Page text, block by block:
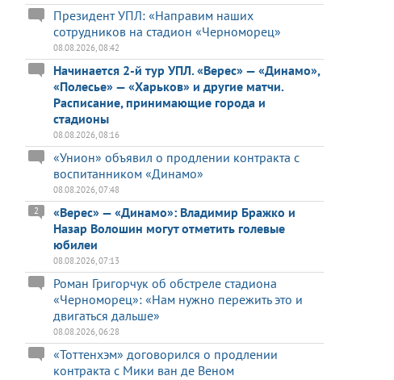
Президент УПЛ: «Направим наших
сотрудников на стадион «Черноморец»
08.08.2026, 08:42
Начинается 2-й тур УПЛ. «Верес» — «Динамо»,
«Полесье» — «Харьков» и другие матчи.
Расписание, принимающие города и
стадионы
08.08.2026, 08:16
«Унион» объявил о продлении контракта с
воспитанником «Динамо»
08.08.2026, 07:48
«Верес» — «Динамо»: Владимир Бражко и
Назар Волошин могут отметить голевые
юбилеи
2
08.08.2026, 07:13
Роман Григорчук об обстреле стадиона
«Черноморец»: «Нам нужно пережить это и
двигаться дальше»
08.08.2026, 06:28
«Тоттенхэм» договорился о продлении
контракта с Мики ван де Веном